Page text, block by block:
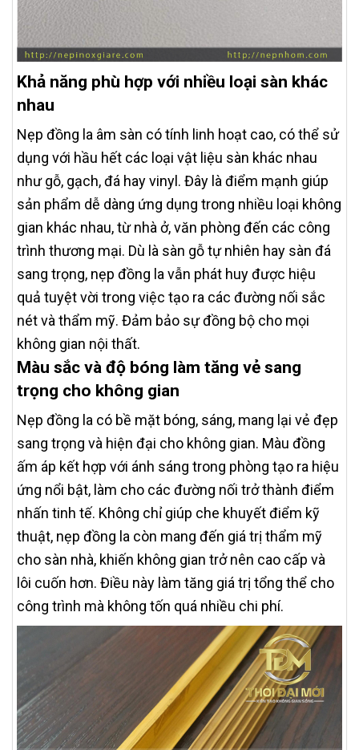
Khả năng phù hợp với nhiều loại sàn khác
nhau
Nẹp đồng la âm sàn có tính linh hoạt cao, có thể sử
dụng với hầu hết các loại vật liệu sàn khác nhau
như gỗ, gạch, đá hay vinyl. Đây là điểm mạnh giúp
sản phẩm dễ dàng ứng dụng trong nhiều loại không
gian khác nhau, từ nhà ở, văn phòng đến các công
trình thương mại. Dù là sàn gỗ tự nhiên hay sàn đá
sang trọng, nẹp đồng la vẫn phát huy được hiệu
quả tuyệt vời trong việc tạo ra các đường nối sắc
nét và thẩm mỹ. Đảm bảo sự đồng bộ cho mọi
không gian nội thất.
Màu sắc và độ bóng làm tăng vẻ sang
trọng cho không gian
Nẹp đồng la có bề mặt bóng, sáng, mang lại vẻ đẹp
sang trọng và hiện đại cho không gian. Màu đồng
ấm áp kết hợp với ánh sáng trong phòng tạo ra hiệu
ứng nổi bật, làm cho các đường nối trở thành điểm
nhấn tinh tế. Không chỉ giúp che khuyết điểm kỹ
thuật, nẹp đồng la còn mang đến giá trị thẩm mỹ
cho sàn nhà, khiến không gian trở nên cao cấp và
lôi cuốn hơn. Điều này làm tăng giá trị tổng thể cho
công trình mà không tốn quá nhiều chi phí.